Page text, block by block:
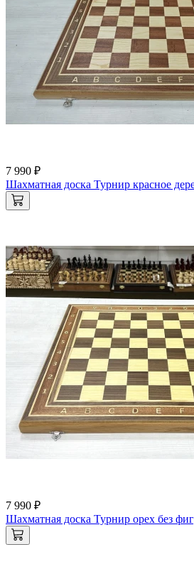
7 990 ₽
Шахматная доска Турнир красное
7 990 ₽
Шахматная доска Турнир орех без